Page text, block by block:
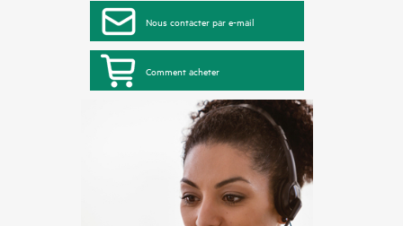
Nous contacter par e-mail
Comment acheter